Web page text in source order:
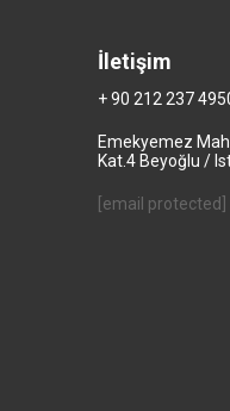
İletişim
+ 90 212 237
Emekyemez
Kat.4 Beyoğlu /
[email protected]